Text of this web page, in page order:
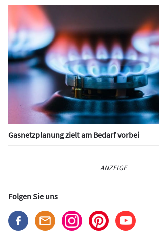
Gasnetzplanung zielt am Bedarf vorbei
ANZEIGE
Folgen Sie uns